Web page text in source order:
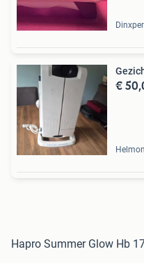
€
Hapro Summer Glow Hb